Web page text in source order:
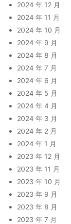
2024 年 12 月
2024 年 11 月
2024 年 10 月
2024 年 9 月
2024 年 8 月
2024 年 7 月
2024 年 6 月
2024 年 5 月
2024 年 4 月
2024 年 3 月
2024 年 2 月
2024 年 1 月
2023 年 12 月
2023 年 11 月
2023 年 10 月
2023 年 9 月
2023 年 8 月
2023 年 7 月